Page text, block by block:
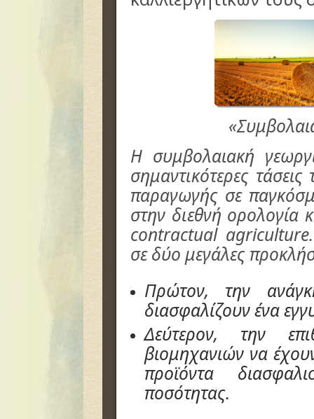
Η συμβολαιακή
σημαντικότερες
παραγωγής σε
στην διεθνή
contractual
σε δύο μεγάλες
Πρώτον, την
διασφαλίζουν ένα
Δεύτερον, την
βιομηχανιών να
προϊόντα
ποσότητας.